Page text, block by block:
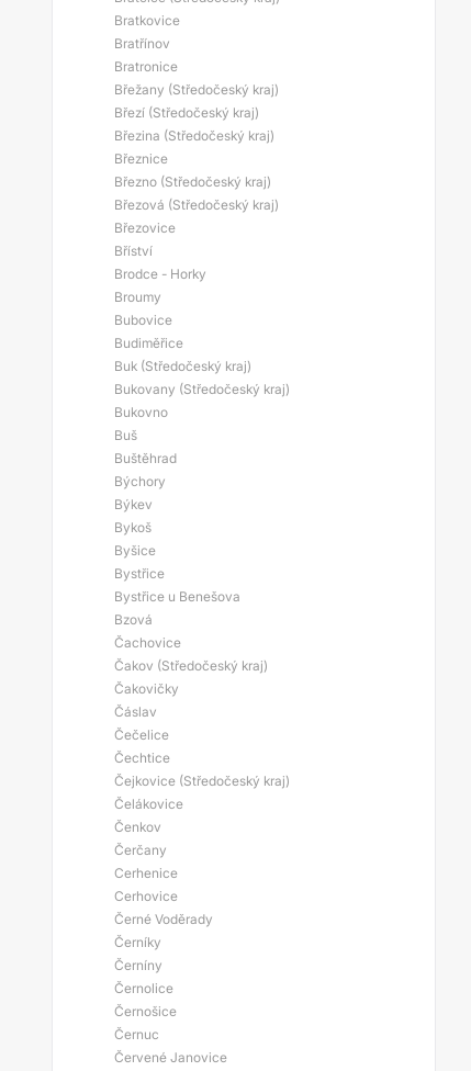
Bratkovice
Bratřínov
Bratronice
Břežany (Středočeský kraj)
Březí (Středočeský kraj)
Březina (Středočeský kraj)
Březnice
Březno (Středočeský kraj)
Březová (Středočeský kraj)
Březovice
Bříství
Brodce - Horky
Broumy
Bubovice
Budiměřice
Buk (Středočeský kraj)
Bukovany (Středočeský kraj)
Bukovno
Buš
Buštěhrad
Býchory
Býkev
Bykoš
Byšice
Bystřice
Bystřice u Benešova
Bzová
Čachovice
Čakov (Středočeský kraj)
Čakovičky
Čáslav
Čečelice
Čechtice
Čejkovice (Středočeský kraj)
Čelákovice
Čenkov
Čerčany
Cerhenice
Cerhovice
Černé Voděrady
Černíky
Černíny
Černolice
Černošice
Černuc
Červené Janovice